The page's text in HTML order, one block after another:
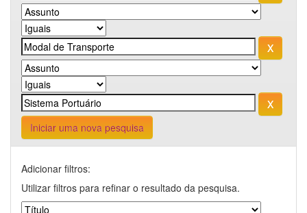
Iniciar uma nova pesquisa
Adicionar filtros:
Utilizar filtros para refinar o resultado da pesquisa.